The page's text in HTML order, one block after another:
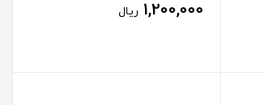
1,200,000 ریال